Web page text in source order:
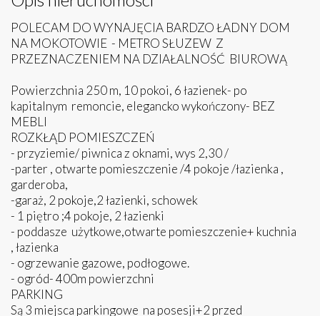
POLECAM DO WYNAJĘCIA BARDZO ŁADNY DOM
NA MOKOTOWIE - METRO SŁUZEW Z
PRZEZNACZENIEM NA DZIAŁALNOŚĆ BIUROWĄ
Powierzchnia 250 m, 10 pokoi, 6 łazienek- po
kapitalnym remoncie, elegancko wykończony- BEZ
MEBLI
ROZKŁĄD POMIESZCZEŃ
- przyziemie/ piwnica z oknami, wys 2,30 /
-parter , otwarte pomieszczenie /4 pokoje /łazienka ,
garderoba,
-garaż, 2 pokoje,2 łazienki, schowek
- 1 piętro ;4 pokoje, 2 łazienki
- poddasze użytkowe,otwarte pomieszczenie+ kuchnia
, łazienka
- ogrzewanie gazowe, podłogowe.
- ogród- 400m powierzchni
PARKING
Są 3 miejsca parkingowe na posesji+2 przed